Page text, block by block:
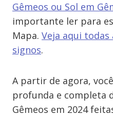
Gêmeos ou Sol em
importante ler para
Mapa. Veja aqui todas
signos.
A partir de agora,
profunda e completa
Gêmeos em 2024